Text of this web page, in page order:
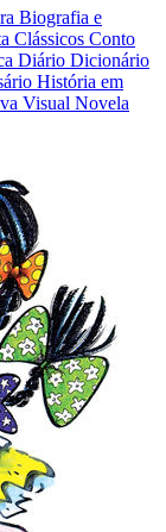
Biografia e
Clássicos Conto
Diário Dicionário
História em
Visual Novela